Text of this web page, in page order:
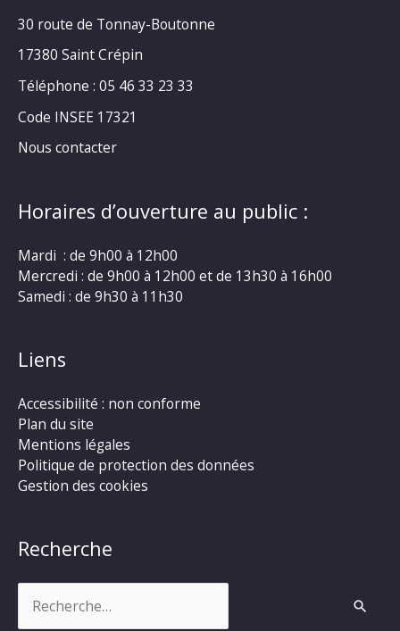
30 route de Tonnay-Boutonne
17380 Saint Crépin
Téléphone : 05 46 33 23 33
Code INSEE 17321
Nous contacter
Horaires d’ouverture au public :
Mardi : de 9h00 à 12h00
Mercredi : de 9h00 à 12h00 et de 13h30 à 16h00
Samedi : de 9h30 à 11h30
Liens
Accessibilité : non conforme
Plan du site
Mentions légales
Politique de protection des données
Gestion des cookies
Recherche